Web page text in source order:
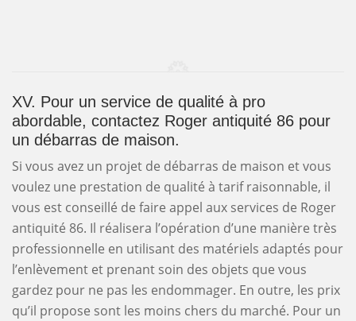
XV. Pour un service de qualité à pro
abordable, contactez Roger antiquité 86 pour
un débarras de maison.
Si vous avez un projet de débarras de maison et vous
voulez une prestation de qualité à tarif raisonnable, il
vous est conseillé de faire appel aux services de Roger
antiquité 86. Il réalisera l’opération d’une manière très
professionnelle en utilisant des matériels adaptés pour
l’enlèvement et prenant soin des objets que vous
gardez pour ne pas les endommager. En outre, les prix
qu’il propose sont les moins chers du marché. Pour un